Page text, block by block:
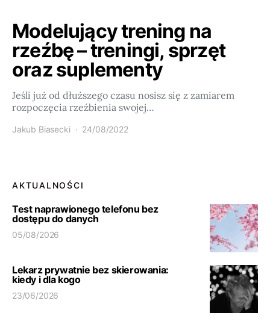
Modelujący trening na
rzeźbę – treningi, sprzęt
oraz suplementy
Jeśli już od dłuższego czasu nosisz się z zamiarem
rozpoczęcia rzeźbienia swojej…
Jakub Biasecki 24/08/2022
AKTUALNOŚCI
Test naprawionego telefonu bez
dostępu do danych
05/08/2026
Lekarz prywatnie bez skierowania:
kiedy i dla kogo
23/06/2026